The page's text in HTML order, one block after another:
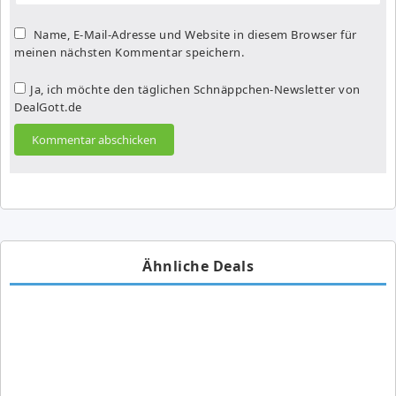
Name, E-Mail-Adresse und Website in diesem Browser für
meinen nächsten Kommentar speichern.
Ja, ich möchte den täglichen Schnäppchen-Newsletter von
DealGott.de
Ähnliche Deals